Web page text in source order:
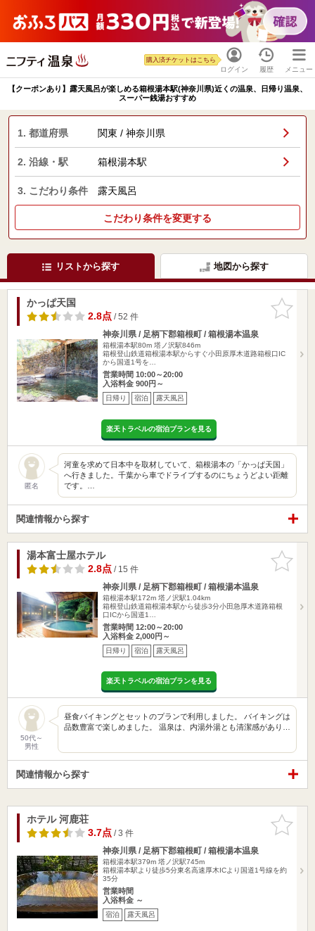
ログイン
購入済チケットはこちら
履歴 メニュー
【クーポンあり】露天風呂が楽しめる箱根湯本駅(神奈川県)近くの温泉、日帰り温泉、
スーパー銭湯おすすめ
1. 都道府県 関東 / 神奈川県
2. 沿線・駅 箱根湯本駅
3. こだわり条件 露天風呂
こだわり条件を変更する
リストから探す 地図から探す
お気に入
りに追加
かっぱ天国
2.8点/ 52 件
神奈川県 / 足柄下郡箱根町 / 箱根湯本温泉
箱根湯本駅80m 塔ノ沢駅846m
箱根登山鉄道箱根湯本駅からすぐ小田原厚木道路箱根口IC
から国道1号を…
営業時間 10:00～20:00
入浴料金 900円～
日帰り 宿泊 露天風呂
楽天トラベルの宿泊プランを見る
匿名
河童を求めて日本中を取材していて、箱根湯本の「かっぱ天国」
へ行きました。千葉から車でドライブするのにちょうどよい距離
です。…
関連情報から探す
お気に入
りに追加
湯本富士屋ホテル
2.8点/ 15 件
神奈川県 / 足柄下郡箱根町 / 箱根湯本温泉
箱根湯本駅172m 塔ノ沢駅1.04km
箱根登山鉄道箱根湯本駅から徒歩3分小田急厚木道路箱根
口ICから国道1…
営業時間 12:00～20:00
入浴料金 2,000円～
日帰り 宿泊 露天風呂
楽天トラベルの宿泊プランを見る
50代～
男性
昼食バイキングとセットのプランで利用しました。 バイキングは
品数豊富で楽しめました。 温泉は、内湯外湯とも清潔感があり…
関連情報から探す
お気に入
りに追加
ホテル 河鹿荘
3.7点/ 3 件
神奈川県 / 足柄下郡箱根町 / 箱根湯本温泉
箱根湯本駅379m 塔ノ沢駅745m
箱根湯本駅より徒歩5分東名高速厚木ICより国道1号線を約
35分
営業時間
入浴料金 ～
宿泊 露天風呂